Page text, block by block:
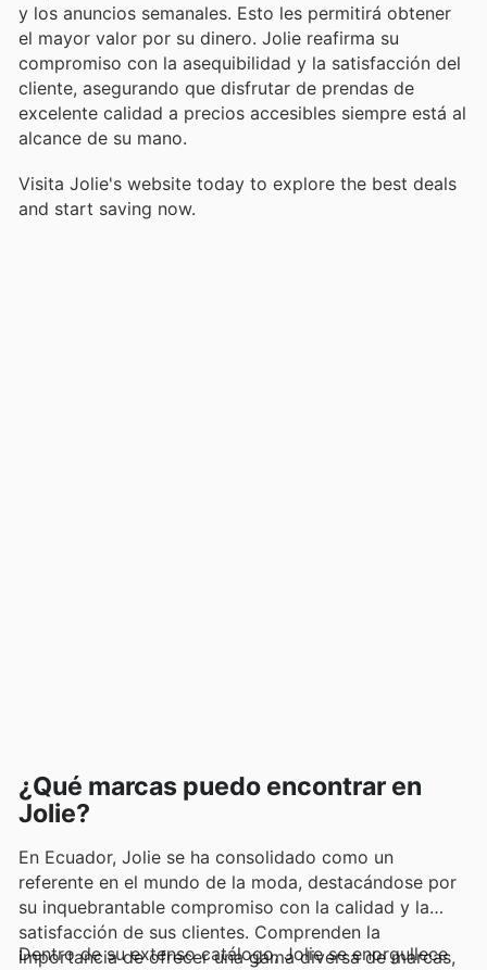
y los anuncios semanales. Esto les permitirá obtener
el mayor valor por su dinero. Jolie reafirma su
compromiso con la asequibilidad y la satisfacción del
cliente, asegurando que disfrutar de prendas de
excelente calidad a precios accesibles siempre está al
alcance de su mano.
Visita Jolie's website today to explore the best deals
and start saving now.
¿Qué marcas puedo encontrar en
Jolie?
En Ecuador, Jolie se ha consolidado como un
referente en el mundo de la moda, destacándose por
su inquebrantable compromiso con la calidad y la
satisfacción de sus clientes. Comprenden la
importancia de ofrecer una gama diversa de marcas,
Dentro de su extenso catálogo, Jolie se enorgullece